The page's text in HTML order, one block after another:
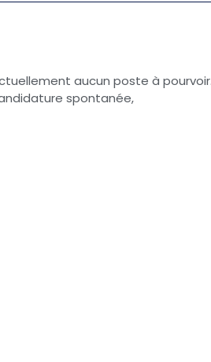
aucun poste à
spontanée,